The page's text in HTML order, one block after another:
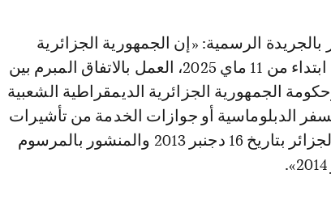
الرسمية: «إن الجمهورية الجزائرية
الديمقراطية الشعبية أوقفت، ابتداء من 11 ماي 2025، العمل بالاتفاق المبرم بين
الجمهورية الجزائرية الديمقراطية الشعبية
الدبلوماسية أو جوازات الخدمة من تأشيرات
الإقامة القصيرة، الموقع في الجزائر بتاريخ 16 دجنبر 2013 والمنشور بالمرسوم